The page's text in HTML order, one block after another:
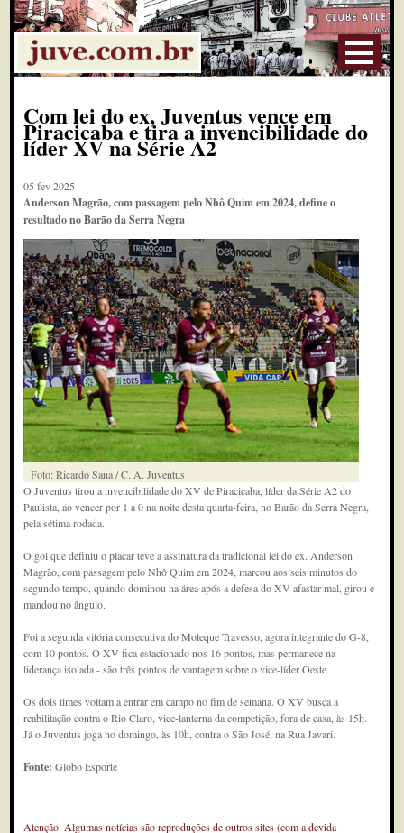
Com lei do ex, Juventus vence em
Piracicaba e tira a invencibilidade do
líder XV na Série A2
05 fev 2025
Anderson Magrão, com passagem pelo Nhô Quim em 2024, define o
resultado no Barão da Serra Negra
Foto: Ricardo Sana / C. A. Juventus
O Juventus tirou a invencibilidade do XV de Piracicaba, líder da Série A2 do
Paulista, ao vencer por 1 a 0 na noite desta quarta-feira, no Barão da Serra Negra,
pela sétima rodada.
O gol que definiu o placar teve a assinatura da tradicional lei do ex. Anderson
Magrão, com passagem pelo Nhô Quim em 2024, marcou aos seis minutos do
segundo tempo, quando dominou na área após a defesa do XV afastar mal, girou e
mandou no ângulo.
Foi a segunda vitória consecutiva do Moleque Travesso, agora integrante do G-8,
com 10 pontos. O XV fica estacionado nos 16 pontos, mas permanece na
liderança isolada - são três pontos de vantagem sobre o vice-líder Oeste.
Os dois times voltam a entrar em campo no fim de semana. O XV busca a
reabilitação contra o Rio Claro, vice-lanterna da competição, fora de casa, às 15h.
Já o Juventus joga no domingo, às 10h, contra o São José, na Rua Javari.
Fonte:Globo Esporte
Atenção: Algumas notícias são reproduções de outros sites (com a devida